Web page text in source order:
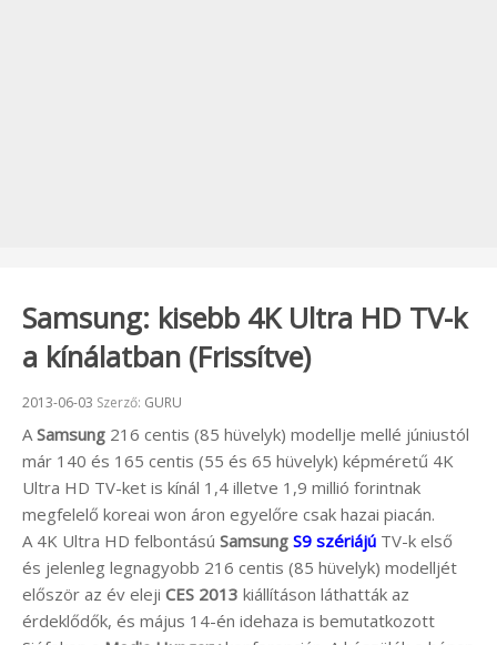
Samsung: kisebb 4K Ultra HD TV-k
a kínálatban (Frissítve)
Beküldve:
2013-06-03 Szerző: GURU
A Samsung 216 centis (85 hüvelyk) modellje mellé júniustól
már 140 és 165 centis (55 és 65 hüvelyk) képméretű 4K
Ultra HD TV-ket is kínál 1,4 illetve 1,9 millió forintnak
megfelelő koreai won áron egyelőre csak hazai piacán.
A 4K Ultra HD felbontású Samsung S9 szériájú TV-k első
és jelenleg legnagyobb 216 centis (85 hüvelyk) modelljét
először az év eleji CES 2013 kiállításon láthatták az
érdeklődők, és május 14-én idehaza is bemutatkozott